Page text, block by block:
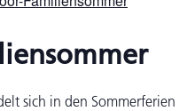
sich in den Sommerferien